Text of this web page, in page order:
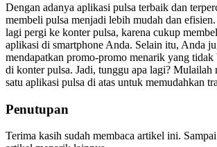
Dengan adanya aplikasi pulsa terbaik dan
membeli pulsa menjadi lebih mudah dan
lagi pergi ke konter pulsa, karena cukup
aplikasi di smartphone Anda. Selain itu, Anda
mendapatkan promo-promo menarik yang tidak
di konter pulsa. Jadi, tunggu apa lagi? Mulailah
satu aplikasi pulsa di atas untuk memudahkan
Penutupan
Terima kasih sudah membaca artikel ini.